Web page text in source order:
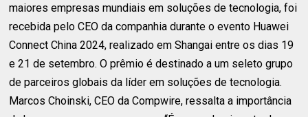
maiores empresas mundiais em soluções de tecnologia, foi
recebida pelo CEO da companhia durante o evento Huawei
Connect China 2024, realizado em Shangai entre os dias 19
e 21 de setembro. O prêmio é destinado a um seleto grupo
de parceiros globais da líder em soluções de tecnologia.
Marcos Choinski, CEO da Compwire, ressalta a importância